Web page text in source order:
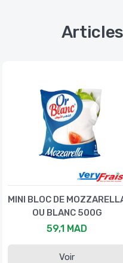
MINI BLOC DE
OU BLANC 500G
59,1 MAD
Voir